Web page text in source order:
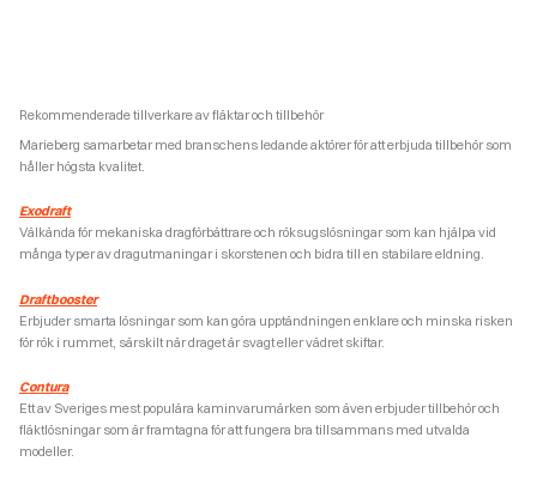
Rekommenderade tillverkare av fläktar och tillbehör
Marieberg samarbetar med branschens ledande aktörer för att erbjuda tillbehör som
håller högsta kvalitet.
Exodraft
Välkända för mekaniska dragförbättrare och röksugslösningar som kan hjälpa vid
många typer av dragutmaningar i skorstenen och bidra till en stabilare eldning.
Draftbooster
Erbjuder smarta lösningar som kan göra upptändningen enklare och minska risken
för rök i rummet, särskilt när draget är svagt eller vädret skiftar.
Contura
Ett av Sveriges mest populära kaminvarumärken som även erbjuder tillbehör och
fläktlösningar som är framtagna för att fungera bra tillsammans med utvalda
modeller.